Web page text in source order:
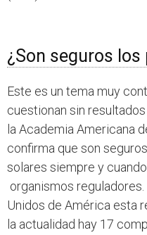
¿Son seguros
Este es un tema muy
cuestionan sin
la Academia Americana
confirma que son
solares siempre y
organismos
Unidos de América esta
la actualidad hay 17